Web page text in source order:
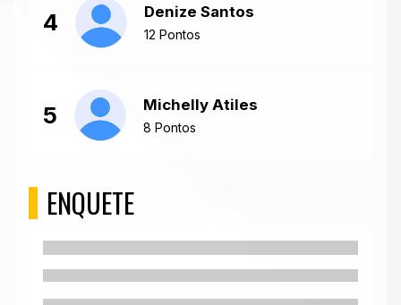
4 Denize Santos
12 Pontos
5 Michelly Atiles
8 Pontos
ENQUETE